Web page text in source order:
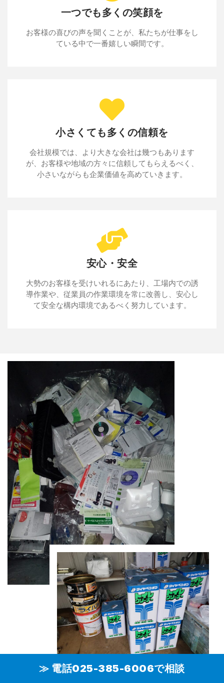
一つでも多くの笑顔を
お客様の喜びの声を聞くことが、私たちが仕事をし
ている中で一番嬉しい瞬間です。
小さくても多くの信頼を
会社規模では、より大きな会社は幾つもあります
が、お客様や地域の方々に信頼してもらえるべく、
小さいながらも企業価値を高めていきます。
安心・安全
大勢のお客様を受けいれるにあたり、工場内での誘
導作業や、従業員の作業環境を常に改善し、安心し
て安全な構内環境であるべく努力しています。
≫ 電話025-385-6006で相談